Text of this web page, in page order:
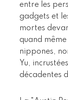
entre les
gadgets et
mortes
quand
nippones,
Yu,
décadentes